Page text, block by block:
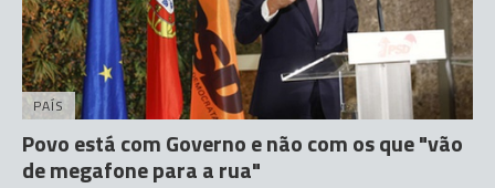
PAÍS
Povo está com Governo e não com os que "vão
de megafone para a rua"